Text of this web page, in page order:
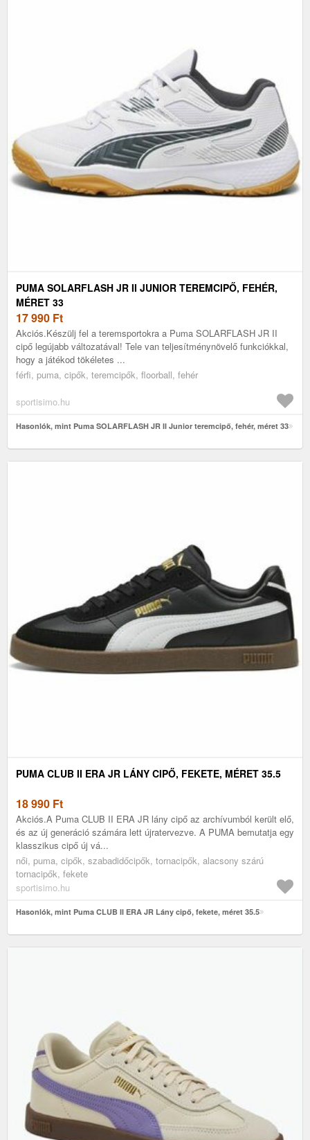
PUMA SOLARFLASH JR II JUNIOR TEREMCIPŐ, FEHÉR,
MÉRET 33
17 990 Ft
Akciós.Készülj fel a teremsportokra a Puma SOLARFLASH JR II
cipő legújabb változatával! Tele van teljesítménynövelő funkciókkal,
hogy a játékod tökéletes ...
férfi, puma, cipők, teremcipők, floorball, fehér
sportisimo.hu
Hasonlók, mint Puma SOLARFLASH JR II Junior teremcipő, fehér, méret 33
PUMA CLUB II ERA JR LÁNY CIPŐ, FEKETE, MÉRET 35.5
18 990 Ft
Akciós.A Puma CLUB II ERA JR lány cipő az archívumból került elő,
és az új generáció számára lett újratervezve. A PUMA bemutatja egy
klasszikus cipő új vá...
női, puma, cipők, szabadidőcipők, tornacipők, alacsony szárú
tornacipők, fekete
sportisimo.hu
Hasonlók, mint Puma CLUB II ERA JR Lány cipő, fekete, méret 35.5